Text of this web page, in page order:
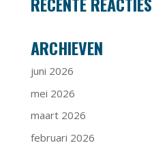
ARCHIEVEN
juni 2026
mei 2026
maart 2026
februari 2026